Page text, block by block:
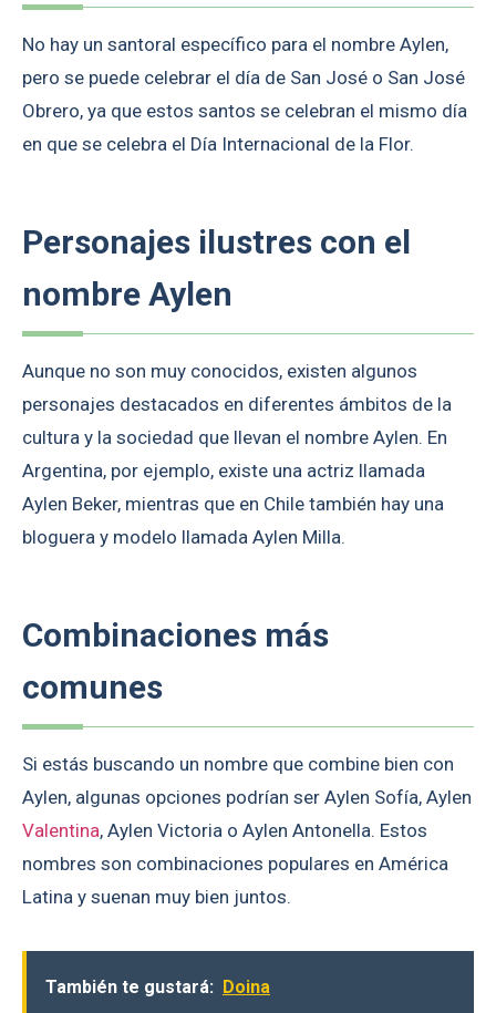
No hay un santoral específico para el nombre Aylen,
pero se puede celebrar el día de San José o San José
Obrero, ya que estos santos se celebran el mismo día
en que se celebra el Día Internacional de la Flor.
Personajes ilustres con el
nombre Aylen
Aunque no son muy conocidos, existen algunos
personajes destacados en diferentes ámbitos de la
cultura y la sociedad que llevan el nombre Aylen. En
Argentina, por ejemplo, existe una actriz llamada
Aylen Beker, mientras que en Chile también hay una
bloguera y modelo llamada Aylen Milla.
Combinaciones más
comunes
Si estás buscando un nombre que combine bien con
Aylen, algunas opciones podrían ser Aylen Sofía, Aylen
Valentina, Aylen Victoria o Aylen Antonella. Estos
nombres son combinaciones populares en América
Latina y suenan muy bien juntos.
También te gustará: Doina